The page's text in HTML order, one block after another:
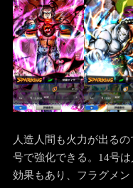
人造人間も火力が出る
号で強化できる。14号
効果もあり、フラグメン